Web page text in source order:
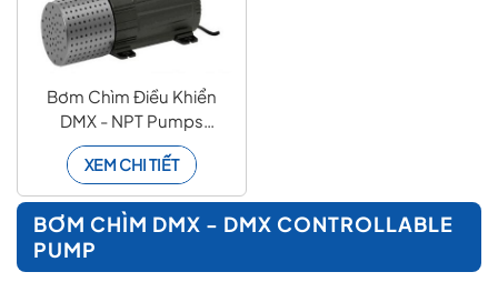
BƠM CHÌM DMX - DMX CONTROLLABLE
PUMP
Bơm Chìm Điều Khiển
DMX - NPT Pumps
Varionaut
XEM CHI TIẾT